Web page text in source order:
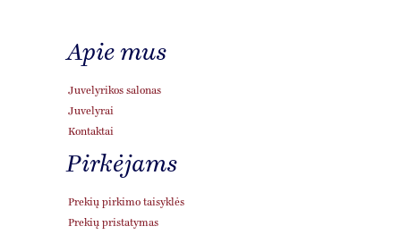
Apie mus
Juvelyrikos salonas
Juvelyrai
Kontaktai
Pirkėjams
Prekių pirkimo taisyklės
Prekių pristatymas